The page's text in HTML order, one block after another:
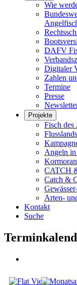
Wie
DAFV
Digitaler
Zahlen
Termine
Presse
Projekte
Fisch des
Angeln in
Kormoran
CATCH
Catch &
Arten-
Kontakt
Suche